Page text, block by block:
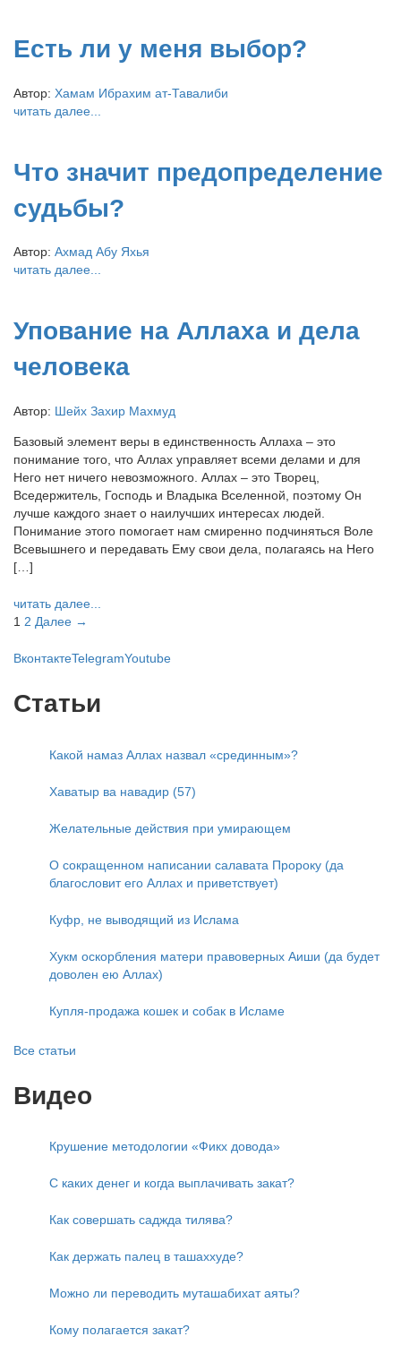
Есть ли у меня выбор?
Автор: Хамам Ибрахим ат-Тавалиби
читать далее...
Что значит предопределение
судьбы?
Автор: Ахмад Абу Яхья
читать далее...
Упование на Аллаха и дела
человека
Автор: Шейх Захир Махмуд
Базовый элемент веры в единственность Аллаха – это
понимание того, что Аллах управляет всеми делами и для
Него нет ничего невозможного. Аллах – это Творец,
Вседержитель, Господь и Владыка Вселенной, поэтому Он
лучше каждого знает о наилучших интересах людей.
Понимание этого помогает нам смиренно подчиняться Воле
Всевышнего и передавать Ему свои дела, полагаясь на Него
[…]
читать далее...
1 2 Далее →
ВконтактеTelegramYoutube
Статьи
Какой намаз Аллах назвал «срединным»?
Хаватыр ва навадир (57)
Желательные действия при умирающем
О сокращенном написании салавата Пророку (да
благословит его Аллах и приветствует)
Куфр, не выводящий из Ислама
Хукм оскорбления матери правоверных Аиши (да будет
доволен ею Аллах)
Купля-продажа кошек и собак в Исламе
Все статьи
Видео
Крушение методологии «Фикх довода»
С каких денег и когда выплачивать закат?
Как совершать саджда тилява?
Как держать палец в ташаххуде?
Можно ли переводить муташабихат аяты?
Кому полагается закат?